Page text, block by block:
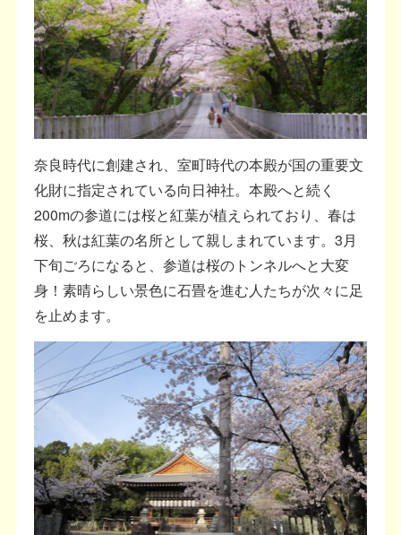
奈良時代に創建され、室町時代の本殿が国の重要文
化財に指定されている向日神社。本殿へと続く
200mの参道には桜と紅葉が植えられており、春は
桜、秋は紅葉の名所として親しまれています。3月
下旬ごろになると、参道は桜のトンネルへと大変
身！素晴らしい景色に石畳を進む人たちが次々に足
を止めます。